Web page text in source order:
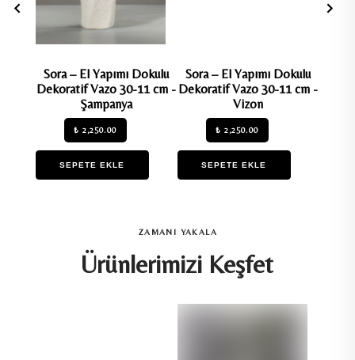
Sora – El Yapımı Dokulu
Dekoratif Vazo 30-11 cm -
Şampanya
₺ 2,250.00
SEPETE EKLE
Sora – El Yapımı Dokulu
Dekoratif Vazo 30-11 cm -
Vizon
₺ 2,250.00
SEPETE EKLE
ZAMANI YAKALA
Ürünlerimizi Keşfet